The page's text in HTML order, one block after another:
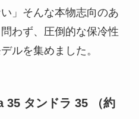
」そんな本物志向のあ
わず、圧倒的な保冷性
ルを集めました。
35 タンドラ 35 （約